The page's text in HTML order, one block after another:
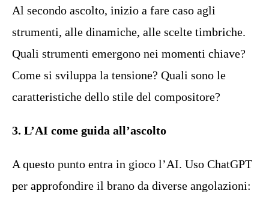
Al secondo ascolto, inizio a fare caso agli
strumenti, alle dinamiche, alle scelte timbriche.
Quali strumenti emergono nei momenti chiave?
Come si sviluppa la tensione? Quali sono le
caratteristiche dello stile del compositore?
3. L’AI come guida all’ascolto
A questo punto entra in gioco l’AI. Uso ChatGPT
per approfondire il brano da diverse angolazioni: